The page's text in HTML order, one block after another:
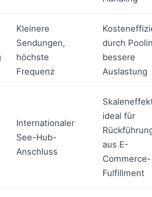
Kleinere
Sendungen,
höchste
Frequenz
durch
bessere
Auslastung
Internationaler
See-Hub-
Anschluss
ideal für
aus E-
Commerce-
Fulfillment